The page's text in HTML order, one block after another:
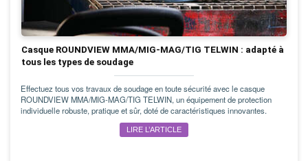
Casque ROUNDVIEW MMA/MIG-MAG/TIG TELWIN : adapté à
tous les types de soudage
Effectuez tous vos travaux de soudage en toute sécurité avec le casque
ROUNDVIEW MMA/MIG-MAG/TIG TELWIN, un équipement de protection
individuelle robuste, pratique et sûr, doté de caractéristiques innovantes.
LIRE L’ARTICLE